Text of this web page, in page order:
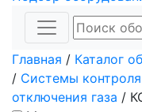
Главная / Каталог
/ Системы контроля
отключения газа /